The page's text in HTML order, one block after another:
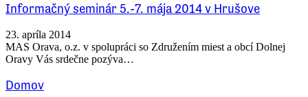
Informačný seminár 5.-7. mája 2014 v Hrušove
23. apríla 2014
MAS Orava, o.z. v spolupráci so Združením miest a obcí Dolnej
Oravy Vás srdečne pozýva…
Domov